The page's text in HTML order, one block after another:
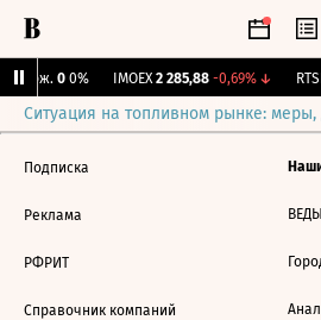
Бирж. 0 0% IMOEX 2 285,88 -0,69%↓ RTSI
Ситуация на топливном рынке: меры,
Подписка
Реклама
РФРИТ
Справочник компаний
ВЕДЫ